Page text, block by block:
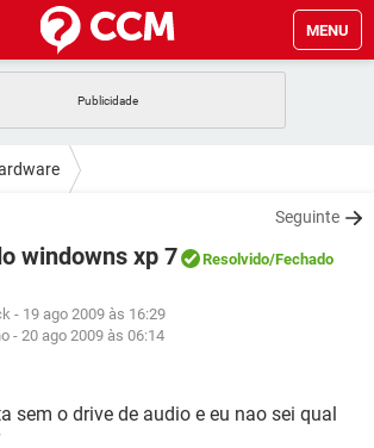
MENU
GMAIL
GMAIL
WHATSAPP
EXCEL
WHATSAPP
FACEBOOK
Seguinte
windowns xp 7 Resolvido/Fechado
- 19 ago 2009 às 16:29
-20 ago 2009 às 06:14
sem o drive de audio e eu nao sei qual